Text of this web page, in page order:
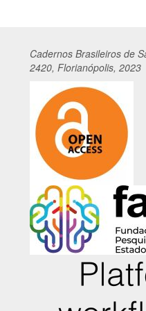
Cadernos Brasileiros de
2420, Florianópolis, 2023